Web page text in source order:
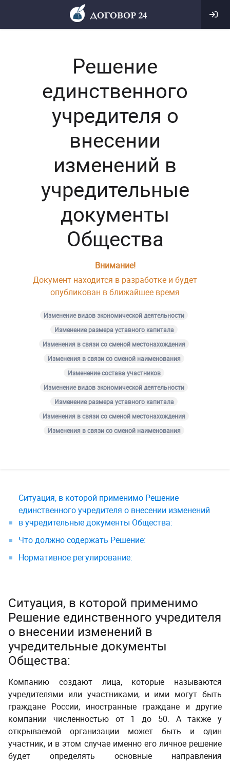
Решение
единственного
учредителя о
внесении
изменений в
учредительные
документы
Общества
Внимание!
Документ находится в разработке и будет
опубликован в ближайшее время
Изменение видов экономической деятельности
Изменение размера уставного капитала
Изменения в связи со сменой местонахождения
Изменения в связи со сменой наименования
Изменение состава участников
Изменение видов экономической деятельности
Изменение размера уставного капитала
Изменения в связи со сменой местонахождения
Изменения в связи со сменой наименования
Ситуация, в которой применимо Решение
единственного учредителя о внесении изменений
в учредительные документы Общества:
Что должно содержать Решение:
Нормативное регулирование:
Ситуация, в которой применимо
Решение единственного учредителя
о внесении изменений в
учредительные документы
Общества:
Компанию создают лица, которые называются
учредителями или участниками, и ими могут быть
граждане России, иностранные граждане и другие
компании численностью от 1 до 50. А также у
открываемой организации может быть и один
участник, и в этом случае именно его личное решение
будет определять основные направления